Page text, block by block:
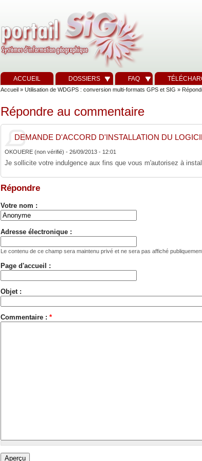
ACCUEIL DOSSIERS FAQ
Accueil » Utilisation de WDGPS : conversion multi-formats GPS et SIG »
Répondre au commentaire
DEMANDE D'ACCORD D'INSTALLATION DU
OKOUERE (non vérifié) - 26/09/2013 - 12:01
Je sollicite votre indulgence aux fins que vous m'autorisez à
Répondre
Votre nom :
Adresse électronique :
Le contenu de ce champ sera maintenu privé et ne sera pas affiché
Page d'accueil :
Objet :
Commentaire : *